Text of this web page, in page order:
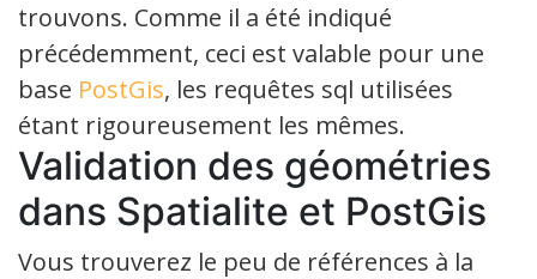
trouvons. Comme il a été indiqué
précédemment, ceci est valable pour une
base PostGis, les requêtes sql utilisées
étant rigoureusement les mêmes.
Validation des géométries
dans Spatialite et PostGis
Vous trouverez le peu de références à la